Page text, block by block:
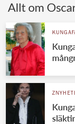
Allt om